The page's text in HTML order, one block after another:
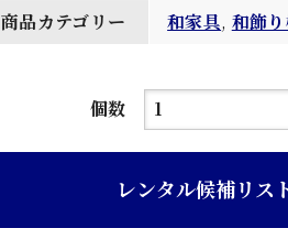
商品カテゴリー
和家具, 和飾
個数
茶
レンタル候補リス